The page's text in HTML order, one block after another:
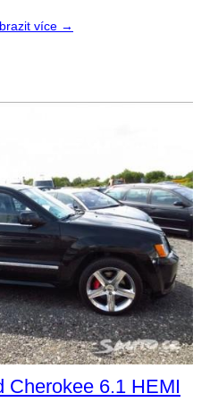
více →
Cherokee 6.1 HEMI